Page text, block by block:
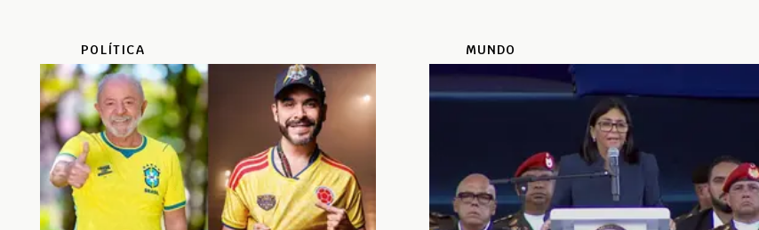
POLÍTICA MUNDO